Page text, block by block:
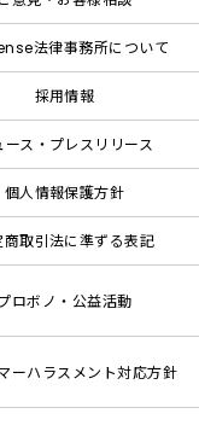
法律事務所について
採用情報
ース・プレスリリース
個人情報保護方針
商取引法に準ずる表記
ロボノ・公益活動
ーハラスメント対応方針